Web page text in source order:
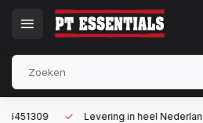
Levering in heel Nederland en